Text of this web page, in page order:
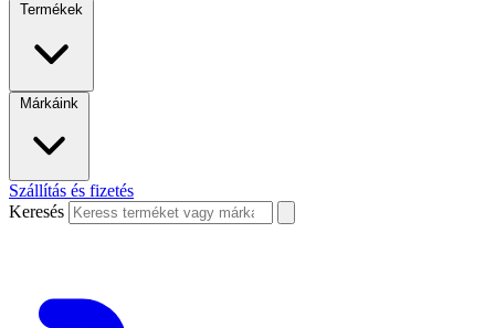
Termékek
Márkáink
Szállítás és fizetés
Keresés